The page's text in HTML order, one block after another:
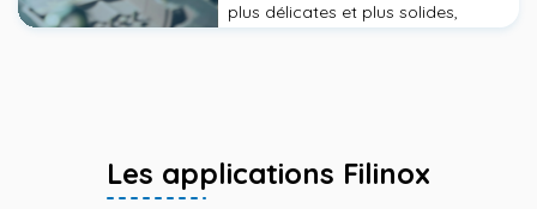
plus délicates et plus solides,
Les applications Filinox